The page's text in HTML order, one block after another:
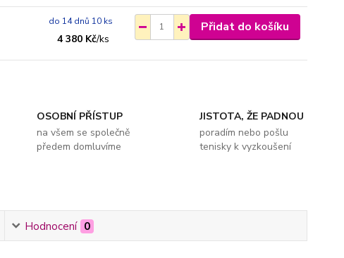
4 380 Kč/ks
do 14 dnů 10 ks Přidat do košíku
OSOBNÍ PŘÍSTUP
na všem se společně
předem domluvíme
JISTOTA, ŽE PADNOU
poradím nebo pošlu
tenisky k vyzkoušení
Hodnocení 0